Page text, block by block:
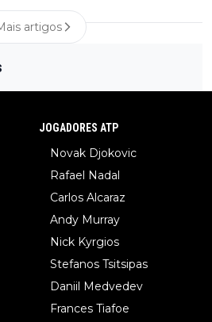
artigos
JOGADORES ATP
Novak Djokovic
Rafael Nadal
Carlos Alcaraz
Andy Murray
Nick Kyrgios
Stefanos Tsitsipas
Daniil Medvedev
Frances Tiafoe